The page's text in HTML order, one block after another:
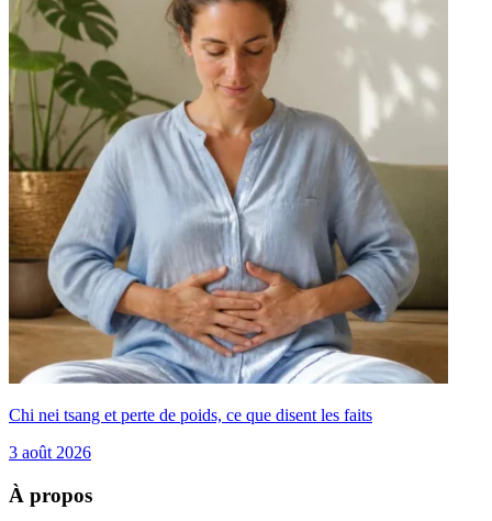
Chi nei tsang et perte de poids, ce que disent les faits
3 août 2026
À propos